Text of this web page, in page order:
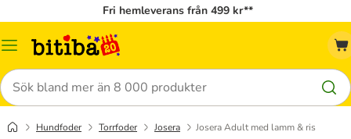
Fri hemleverans från 499 kr**
Meny
Sök
Hundfoder Torrfoder Josera Josera Adult med lamm & ris